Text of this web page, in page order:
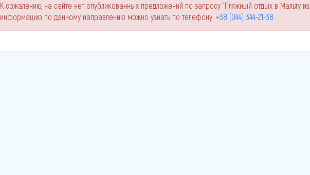
К сожалению, на сайте нет опубликованных предложений по запросу "Пляжный отдых в Мальту
информацию по данному направлению можно узнать по телефону: +38 (044) 344-21-38